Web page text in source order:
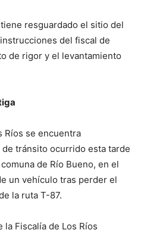
resguardado el sitio del
del fiscal de
de rigor y el levantamiento
Ríos se encuentra
tránsito ocurrido esta tarde
de Río Bueno, en el
un vehículo tras perder el
la ruta T-87.
la Fiscalía de Los Ríos